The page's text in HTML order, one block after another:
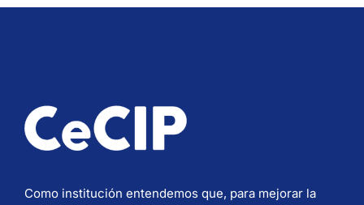
Como institución entendemos que, para mejorar la